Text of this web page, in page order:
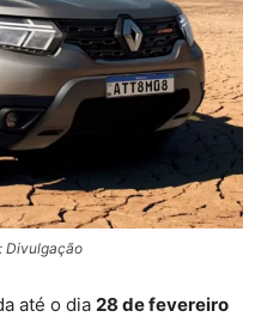
Divulgação
até o dia 28 de fevereiro